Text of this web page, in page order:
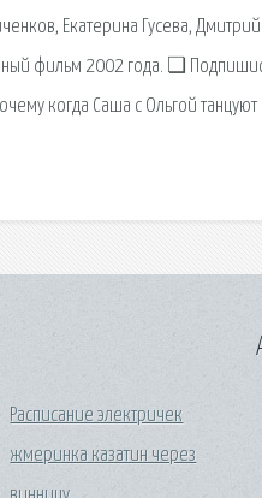
Екатерина Гусева, Дмитрий
фильм 2002 года. ❏
когда Саша с Ольгой танцуют
Расписание электричек
жмеринка казатин через